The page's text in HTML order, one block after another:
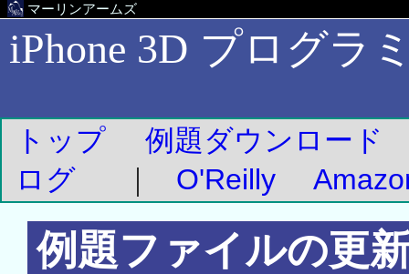
マーリンアームズ
iPhone 3D プログラ
トップ
例題ダウンロード
ログ
O'Reilly
例題ファイルの更